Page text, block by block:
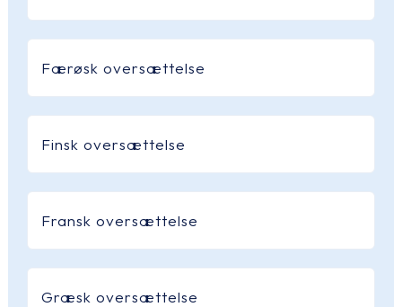
Færøsk oversættelse
Finsk oversættelse
Fransk oversættelse
Græsk oversættelse